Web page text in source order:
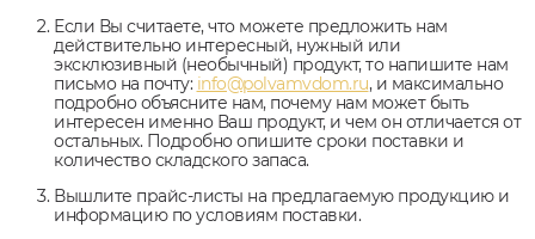
Если Вы считаете, что можете предложить нам
действительно интересный, нужный или
эксклюзивный (необычный) продукт, то напишите нам
письмо на почту: info@polvamvdom.ru, и максимально
подробно объясните нам, почему нам может быть
интересен именно Ваш продукт, и чем он отличается от
остальных. Подробно опишите сроки поставки и
количество складского запаса.
Вышлите прайс-листы на предлагаемую продукцию и
информацию по условиям поставки.